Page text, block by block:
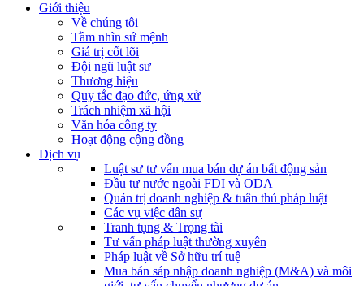
Giới thiệu
Về chúng tôi
Tầm nhìn sứ mệnh
Giá trị cốt lõi
Đội ngũ luật sư
Thương hiệu
Quy tắc đạo đức, ứng xử
Trách nhiệm xã hội
Văn hóa công ty
Hoạt động cộng đồng
Dịch vụ
Luật sư tư vấn mua bán dự án bất động sản
Đầu tư nước ngoài FDI và ODA
Quản trị doanh nghiệp & tuân thủ pháp luật
Các vụ việc dân sự
Tranh tụng & Trọng tài
Tư vấn pháp luật thường xuyên
Pháp luật về Sở hữu trí tuệ
Mua bán sáp nhập doanh nghiệp (M&A) và môi